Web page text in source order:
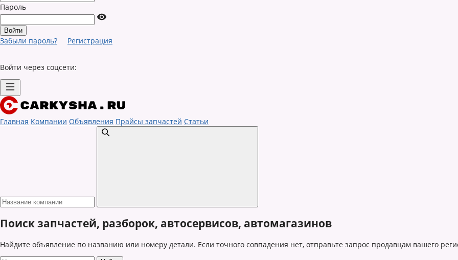
Пароль
Забыли пароль? Регистрация
Войти через соцсети:
Главная Компании Объявления Прайсы запчастей Статьи
Поиск запчастей, разборок, автосервисов, автомагазинов
Найдите объявление по названию или номеру детали. Если точного совпадения нет, отправьте запрос продавцам вашего